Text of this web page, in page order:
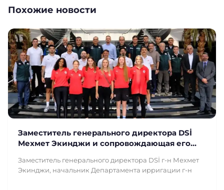
Похожие новости
Заместитель генерального директора DSİ
Мехмет Экинджи и сопровождающая его
Заместитель генерального директора DSİ г-н Мехмет
Экинджи, начальник Департамента ирригации г-н